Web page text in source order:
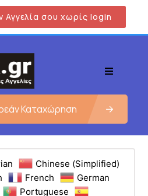
Αγγελία σου χωρίς login
Καταχώρηση
Chinese (Simplified)
French
German
Portuguese